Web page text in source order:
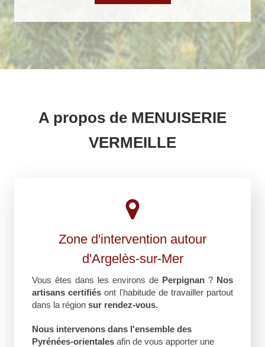
A propos de MENUISERIE
VERMEILLE
Zone d'intervention autour
d'Argelès-sur-Mer
Vous êtes dans les environs de Perpignan ? Nos
artisans certifiés ont l'habitude de travailler partout
dans la région sur rendez-vous.
Nous intervenons dans l'ensemble des
Pyrénées-orientales afin de vous apporter une